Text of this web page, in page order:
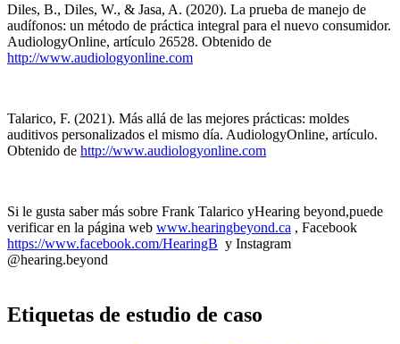
Diles, B., Diles, W., & Jasa, A. (2020). La prueba de manejo de
audífonos: un método de práctica integral para el nuevo consumidor.
AudiologyOnline, artículo 26528. Obtenido de
http://www.audiologyonline.com
Talarico, F. (2021). Más allá de las mejores prácticas: moldes
auditivos personalizados el mismo día. AudiologyOnline, artículo.
Obtenido de http://www.audiologyonline.com
Si le gusta saber más sobre Frank Talarico yHearing beyond,puede
verificar en la página web www.hearingbeyond.ca , Facebook
https://www.facebook.com/HearingB y Instagram
@hearing.beyond
Etiquetas de estudio de caso